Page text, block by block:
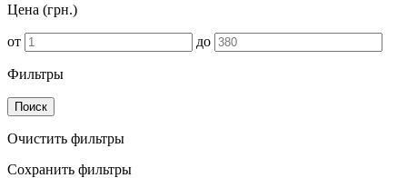
Цена (грн.)
от до
Фильтры
Поиск
Очистить фильтры
Сохранить фильтры